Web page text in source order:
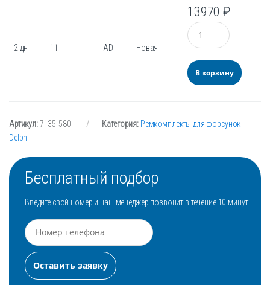
2 дн 11 AD Новая
13970₽
Количество
В корзину
Артикул:7135-580 Категория: Ремкомплекты для форсунок
Delphi
Бесплатный подбор
Введите свой номер и наш менеджер позвонит в течение 10 минут